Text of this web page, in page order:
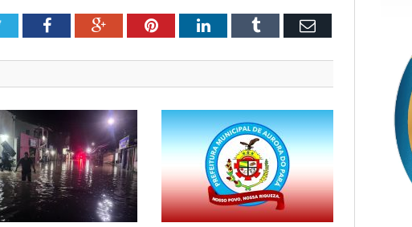
TwitterFacebookGoogle+PinterestLinkedInTumblr Email